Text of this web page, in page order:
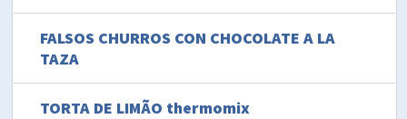
FALSOS CHURROS CON CHOCOLATE A LA
TAZA
TORTA DE LIMÃO thermomix